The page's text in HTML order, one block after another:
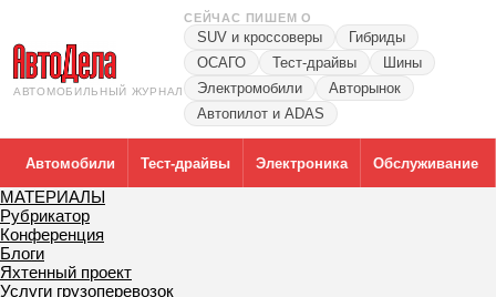
АВТОМОБИЛЬНЫЙ ЖУРНАЛ
СЕЙЧАС ПИШЕМ О
SUV и кроссоверы
Гибриды
ОСАГО
Тест-драйвы
Шины
Электромобили
Авторынок
Автопилот и ADAS
Автомобили Тест-драйвы Электроника Обслуживание
МАТЕРИАЛЫ
Рубрикатор
Конференция
Блоги
Яхтенный проект
Услуги грузоперевозок